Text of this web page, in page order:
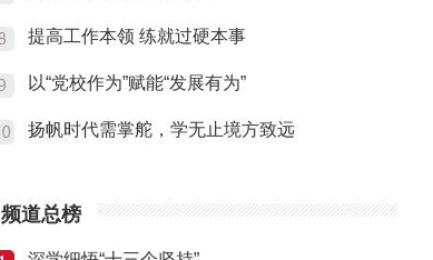
提高工作本领 练就过硬本事
以“党校作为”赋能“发展有为”
扬帆时代需掌舵，学无止境方致远
频道总榜